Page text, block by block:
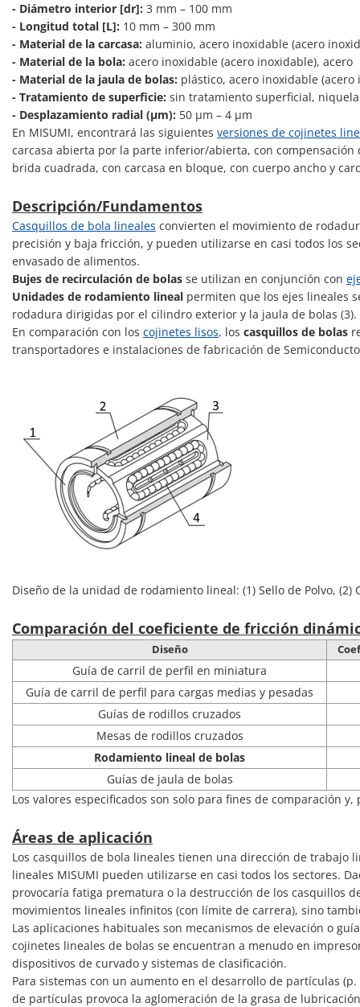
- Diámetro interior [dr]: 3 mm – 100 mm
- Longitud total [L]: 10 mm – 300 mm
- Material de la carcasa: aluminio, acero inoxidable (acero
- Material de la bola: acero inoxidable (acero inoxidable), acero
- Material de la jaula de bolas: plástico, acero inoxidable (acero
- Tratamiento de superficie: sin tratamiento superficial,
- Desplazamiento radial (μm): 50 μm – 4 μm
En MISUMI, encontrará las siguientes versiones de cojinetes
carcasa abierta por la parte inferior/abierta, con
brida cuadrada, con carcasa en bloque, con cuerpo ancho y
Descripción/Fundamentos
Casquillos de bola lineales convierten el movimiento de
precisión y baja fricción, y pueden utilizarse en casi todos los
envasado de alimentos.
Bujes de recirculación de bolas se utilizan en conjunción con
Unidades de rodamiento lineal permiten que los ejes lineales
rodadura dirigidas por el cilindro exterior y la jaula de bolas (3).
En comparación con los cojinetes lisos, los casquillos de bolas
transportadores e instalaciones de fabricación de
Diseño de la unidad de rodamiento lineal: (1) Sello de Polvo,
Comparación del coeficiente de fricción
Diseño
Guía de carril de perfil en miniatura
Guía de carril de perfil para cargas medias y pesadas
Guías de rodillos cruzados
Mesas de rodillos cruzados
Rodamiento lineal de bolas
Guías de jaula de bolas
Los valores especificados son solo para fines de comparación
Áreas de aplicación
Los casquillos de bola lineales tienen una dirección de trabajo
lineales MISUMI pueden utilizarse en casi todos los sectores.
provocaría fatiga prematura o la destrucción de los casquillos
movimientos lineales infinitos (con límite de carrera), sino
Las aplicaciones habituales son mecanismos de elevación o
cojinetes lineales de bolas se encuentran a menudo en
dispositivos de curvado y sistemas de clasificación.
Para sistemas con un aumento en el desarrollo de partículas
de partículas provoca la aglomeración de la grasa de